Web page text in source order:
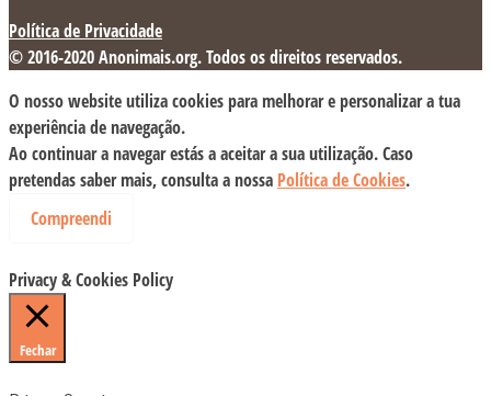
Política de Privacidade
© 2016-2020 Anonimais.org. Todos os direitos reservados.
O nosso website utiliza cookies para melhorar e personalizar a tua
experiência de navegação.
Ao continuar a navegar estás a aceitar a sua utilização. Caso
pretendas saber mais, consulta a nossa Política de Cookies.
Compreendi
Privacy & Cookies Policy
Fechar